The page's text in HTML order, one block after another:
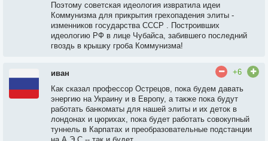
Поэтому советская идеология извратила идеи
Коммунизма для прикрытия грехопадения элиты -
изменников государства СССР . Построивших
идеологию РФ в лице Чубайса, забившего последний
гвоздь в крышку гроба Коммунизма!
иван
+6
Как сказал профессор Острецов, пока будем давать
энергию на Украину и в Европу, а также пока будут
работать банкоматы для нашей элиты и их деток в
лондонах и цюрихах, пока будет работать совокупный
туннель в Карпатах и преобразовательные подстанции